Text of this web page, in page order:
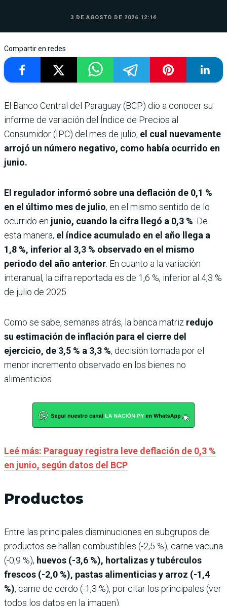
3 DE AGOSTO DE 2026 12:14
Compartir en redes
El Banco Central del Paraguay (BCP) dio a conocer su
informe de variación del Índice de Precios al
Consumidor (IPC) del mes de julio, el cual nuevamente
arrojó un número negativo, como había ocurrido en
junio.
El regulador informó sobre una deflación de 0,1 %
en el último mes de julio, en el mismo sentido de lo
ocurrido en junio, cuando la cifra llegó a 0,3 %. De
esta manera, el índice acumulado en el año llega a
1,8 %, inferior al 3,3 % observado en el mismo
periodo del año anterior. En cuanto a la variación
interanual, la cifra reportada es de 1,6 %, inferior al 4,3 %
de julio de 2025.
Como se sabe, semanas atrás, la banca matriz redujo
su estimación de inflación para el cierre del
ejercicio, de 3,5 % a 3,3 %, decisión tomada por el
menor incremento observado en los bienes no
alimenticios.
Leé más: Paraguay registra leve deflación de 0,3 %
en junio, según datos del BCP
Productos
Entre las principales disminuciones en subgrupos de
productos se hallan combustibles (-2,5 %), carne vacuna
(-0,9 %), huevos (-3,6 %), hortalizas y tubérculos
frescos (-2,0 %), pastas alimenticias y arroz (-1,4
%), carne de cerdo (-1,3 %), por citar los principales (ver
todos los datos en la imagen).